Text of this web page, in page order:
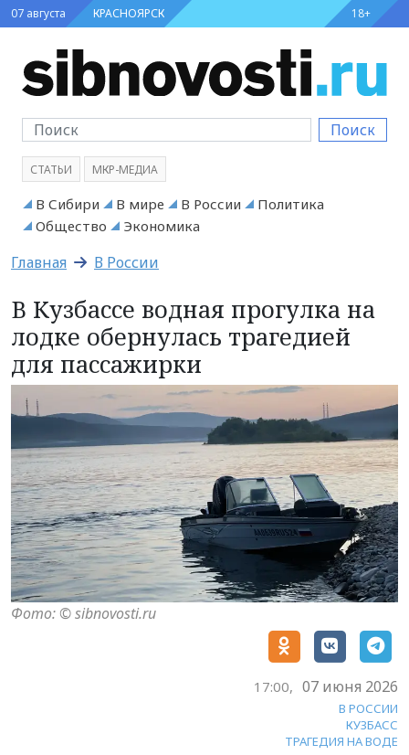
07 августа КРАСНОЯРСК 18+
Поиск
СТАТЬИ МКР-МЕДИА
В Сибири В мире В России
Политика
Общество
Экономика
Главная В России
В Кузбассе водная прогулка на
лодке обернулась трагедией
для пассажирки
Фото: © sibnovosti.ru
17:00, 07 июня 2026
В РОССИИ
КУЗБАСС
ТРАГЕДИЯ НА ВОДЕ